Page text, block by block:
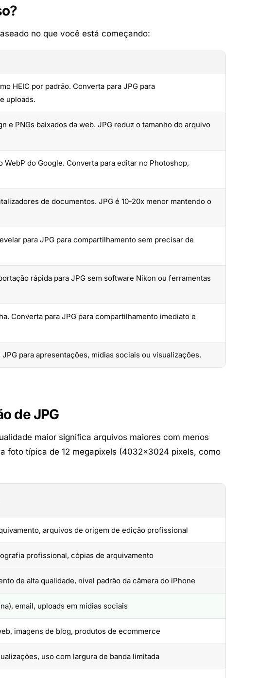
no que você está começando:
HEIC por padrão. Converta para JPG para
uploads.
e PNGs baixados da web. JPG reduz o tamanho do arquivo
WebP do Google. Converta para editar no Photoshop,
de documentos. JPG é 10-20x menor mantendo o
para JPG para compartilhamento sem precisar de
rápida para JPG sem software Nikon ou ferramentas
Converta para JPG para compartilhamento imediato e
para apresentações, mídias sociais ou visualizações.
de JPG
maior significa arquivos maiores com menos
foto típica de 12 megapixels (4032×3024 pixels, como
arquivos de origem de edição profissional
profissional, cópias de arquivamento
de alta qualidade, nível padrão da câmera do iPhone
email, uploads em mídias sociais
imagens de blog, produtos de ecommerce
uso com largura de banda limitada